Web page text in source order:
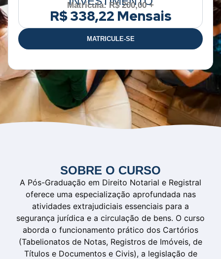
Matrícula: R$ 200,00 +
R$ 338,22 Mensais
MATRICULE-SE
SOBRE O CURSO
A Pós-Graduação em Direito Notarial e Registral
oferece uma especialização aprofundada nas
atividades extrajudiciais essenciais para a
segurança jurídica e a circulação de bens. O curso
aborda o funcionamento prático dos Cartórios
(Tabelionatos de Notas, Registros de Imóveis, de
Títulos e Documentos e Civis), a legislação de